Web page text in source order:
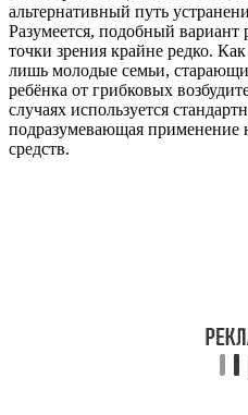
альтернативный путь
Разумеется, подобный вариант
точки зрения крайне редко.
лишь молодые семьи,
ребёнка от грибковых
случаях используется
подразумевающая
средств.